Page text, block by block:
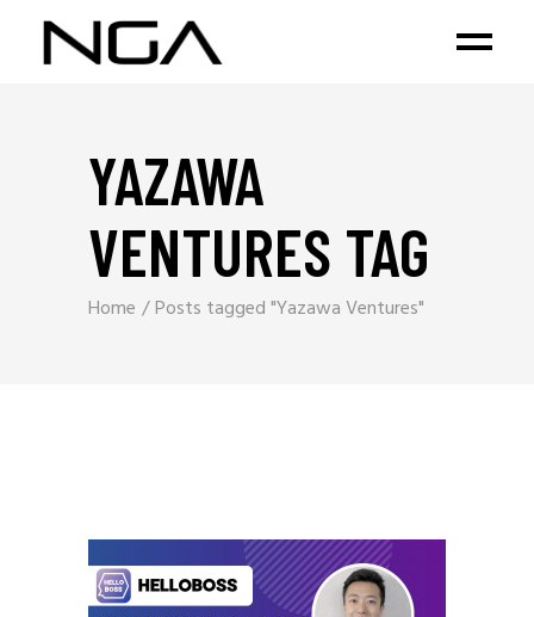
YAZAWA
VENTURES TAG
Home Posts tagged "Yazawa Ventures"